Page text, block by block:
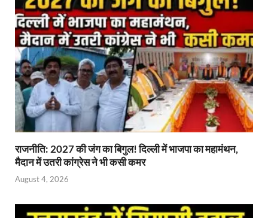
राजनीति: 2027 की जंग का बिगुल! दिल्ली में भाजपा का महामंथन,
मैदान में उतरी कांग्रेस ने भी कसी कमर
August 4, 2026